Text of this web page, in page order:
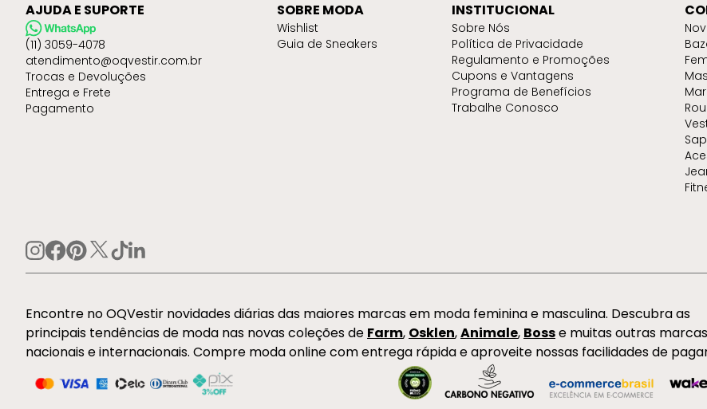
AJUDA E SUPORTE
(11) 3059-4078
atendimento@oqvestir.com.br
Trocas e Devoluções
Entrega e Frete
Pagamento
SOBRE MODA
Wishlist
Guia de Sneakers
INSTITUCIONAL
Sobre Nós
Política de Privacidade
Regulamento e Promoções
Cupons e Vantagens
Programa de Benefícios
Trabalhe Conosco
Encontre no OQVestir novidades diárias das maiores marcas em moda feminina e masculina. Descubra as
principais tendências de moda nas novas coleções de Farm, Osklen,Animale, Bosse muitas outras marcas
nacionais e internacionais. Compre moda online com entrega rápida e aproveite nossas facilidades de